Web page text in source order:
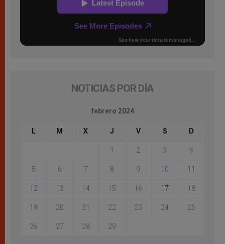
NOTICIAS POR DÍA
febrero 2024
L M X J V S D
1 2 3 4
5 6 7 8 9 10 11
12 13 14 15 16 17 18
19 20 21 22 23 24 25
26 27 28 29